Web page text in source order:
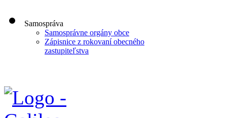
Samospráva
Samosprávne orgány obce
Zápisnice z rokovaní obecného
zastupiteľstva